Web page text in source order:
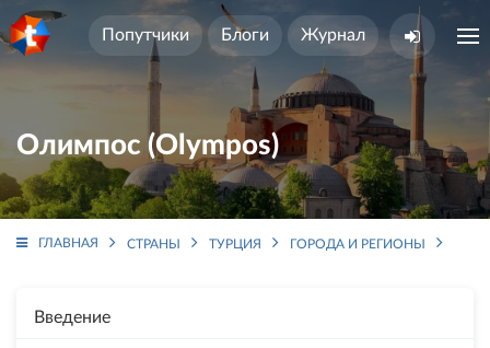
Попутчики Блоги Журнал
Олимпос (Olympos)
ГЛАВНАЯ СТРАНЫ ТУРЦИЯ ГОРОДА И РЕГИОНЫ
Введение